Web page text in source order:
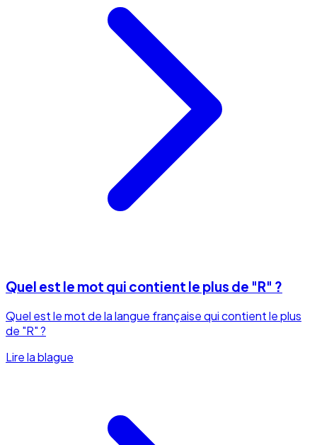
Quel est le mot qui contient le plus de "R" ?
Quel est le mot de la langue française qui contient le plus
de "R" ?
Lire la blague